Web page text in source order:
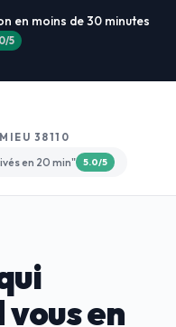
en moins de 30 minutes
38110
gratuit" 4.8/5
en